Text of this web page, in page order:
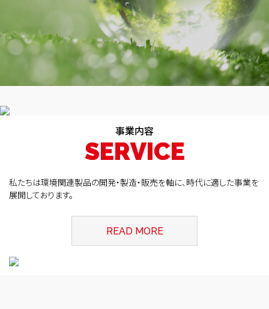
事業内容
SERVICE
SERVICE
私たちは環境関連製品の開発・製造・販売を軸に、時代に適した事業を
展開しております。
READ MORE